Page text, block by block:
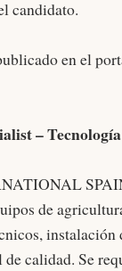
candidato.
en el
–
de
calidad. Se